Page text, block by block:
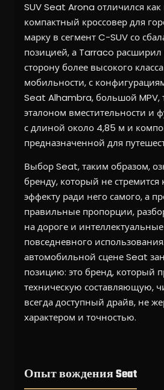
SUV Seat Arona отличился
компактный кроссовер для
марку в сегмент C-SUV со
позицией, а Tarraco
сторону более высокого
мобильности, с
Seat Alhambra, большой MPV,
эталоном вместительности и
с длиной около 4,85 м и
предназначенной для
Выбор Seat, таким образом,
бренду, который не стремится
эффекту ради него самого, а
правильные пропорции,
на дороге и
повседневного
автомобильной сцене Seat
позицию: это бренд, который
техническую составляющую,
всегда доступный драйв, не
характером и точностью.
Опыт вождения Seat